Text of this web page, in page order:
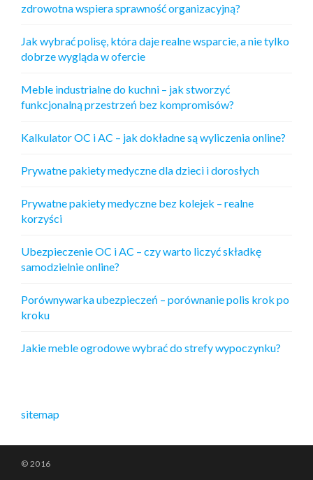
zdrowotna wspiera sprawność organizacyjną?
Jak wybrać polisę, która daje realne wsparcie, a nie tylko
dobrze wygląda w ofercie
Meble industrialne do kuchni – jak stworzyć
funkcjonalną przestrzeń bez kompromisów?
Kalkulator OC i AC – jak dokładne są wyliczenia online?
Prywatne pakiety medyczne dla dzieci i dorosłych
Prywatne pakiety medyczne bez kolejek – realne
korzyści
Ubezpieczenie OC i AC – czy warto liczyć składkę
samodzielnie online?
Porównywarka ubezpieczeń – porównanie polis krok po
kroku
Jakie meble ogrodowe wybrać do strefy wypoczynku?
sitemap
© 2016